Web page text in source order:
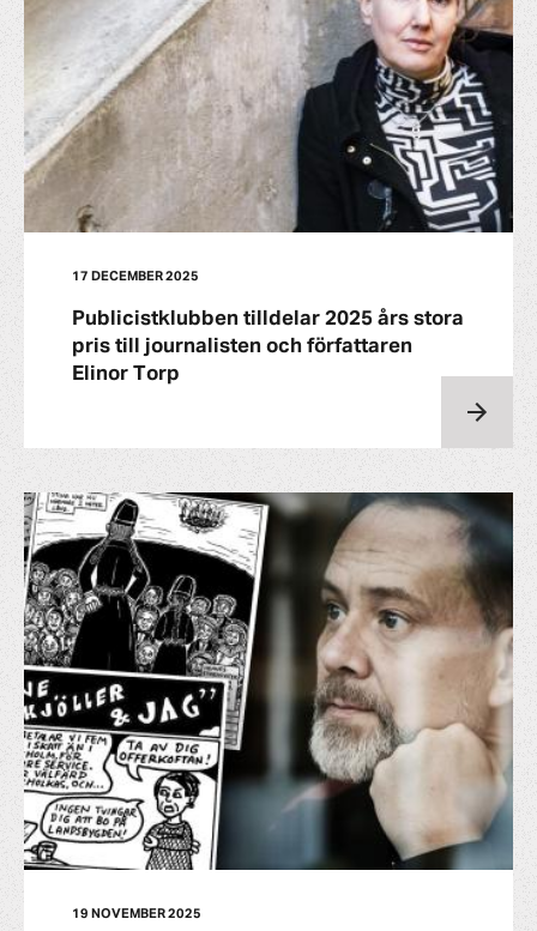
17 DECEMBER 2025
Publicistklubben tilldelar 2025 års stora
pris till journalisten och författaren
Elinor Torp
19 NOVEMBER 2025